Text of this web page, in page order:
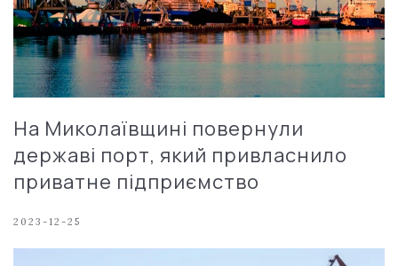
На Миколаївщині повернули
державі порт, який привласнило
приватне підприємство
2023-12-25